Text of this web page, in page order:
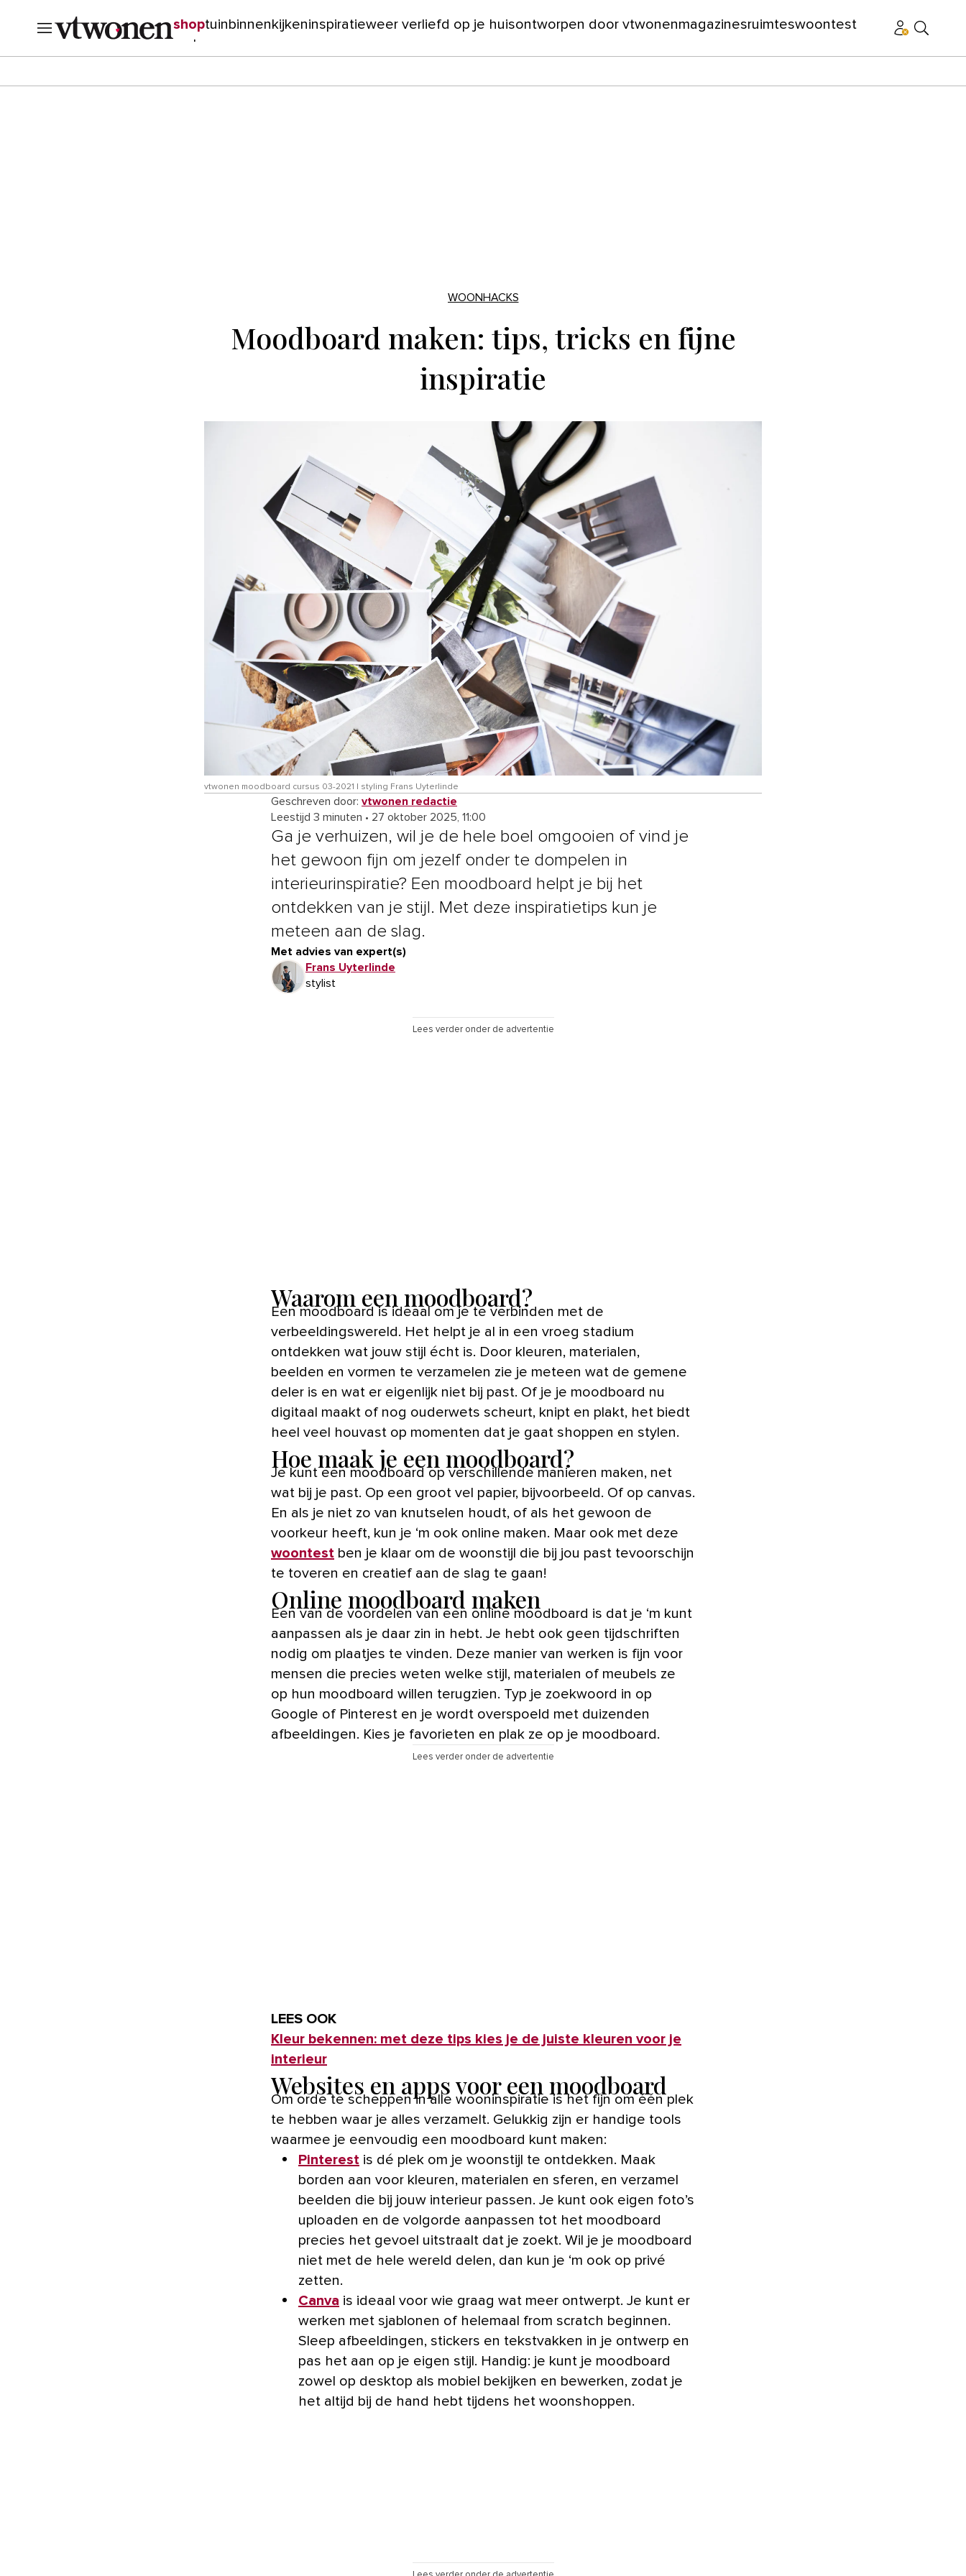
shoptuin binnenkijkeninspiratieweer verliefd op je huisontworpen door vtwonenmagazinesruimteswoontest
verbouwen
WOONHACKS
Moodboard maken: tips, tricks en fijne
inspiratie
vtwonen moodboard cursus 03-2021 | styling Frans Uyterlinde
Geschreven door: vtwonen redactie
Leestijd 3 minuten • 27 oktober 2025, 11:00
Ga je verhuizen, wil je de hele boel omgooien of vind je
het gewoon fijn om jezelf onder te dompelen in
interieurinspiratie? Een moodboard helpt je bij het
ontdekken van je stijl. Met deze inspiratietips kun je
meteen aan de slag.
Met advies van expert(s)
Frans Uyterlinde
stylist
Lees verder onder de advertentie
Waarom een moodboard?
Een moodboard is ideaal om je te verbinden met de
verbeeldingswereld. Het helpt je al in een vroeg stadium
ontdekken wat jouw stijl écht is. Door kleuren, materialen,
beelden en vormen te verzamelen zie je meteen wat de gemene
deler is en wat er eigenlijk niet bij past. Of je je moodboard nu
digitaal maakt of nog ouderwets scheurt, knipt en plakt, het biedt
heel veel houvast op momenten dat je gaat shoppen en stylen.
Hoe maak je een moodboard?
Je kunt een moodboard op verschillende manieren maken, net
wat bij je past. Op een groot vel papier, bijvoorbeeld. Of op canvas.
En als je niet zo van knutselen houdt, of als het gewoon de
voorkeur heeft, kun je ‘m ook online maken. Maar ook met deze
woontest ben je klaar om de woonstijl die bij jou past tevoorschijn
te toveren en creatief aan de slag te gaan!
Online moodboard maken
Een van de voordelen van een online moodboard is dat je ‘m kunt
aanpassen als je daar zin in hebt. Je hebt ook geen tijdschriften
nodig om plaatjes te vinden. Deze manier van werken is fijn voor
mensen die precies weten welke stijl, materialen of meubels ze
op hun moodboard willen terugzien. Typ je zoekwoord in op
Google of Pinterest en je wordt overspoeld met duizenden
afbeeldingen. Kies je favorieten en plak ze op je moodboard.
Lees verder onder de advertentie
LEES OOK
Kleur bekennen: met deze tips kies je de juiste kleuren voor je
interieur
Websites en apps voor een moodboard
Om orde te scheppen in alle wooninspiratie is het fijn om één plek
te hebben waar je alles verzamelt. Gelukkig zijn er handige tools
waarmee je eenvoudig een moodboard kunt maken:
Pinterest is dé plek om je woonstijl te ontdekken. Maak
borden aan voor kleuren, materialen en sferen, en verzamel
beelden die bij jouw interieur passen. Je kunt ook eigen foto’s
uploaden en de volgorde aanpassen tot het moodboard
precies het gevoel uitstraalt dat je zoekt. Wil je je moodboard
niet met de hele wereld delen, dan kun je ‘m ook op privé
zetten.
Canva is ideaal voor wie graag wat meer ontwerpt. Je kunt er
werken met sjablonen of helemaal from scratch beginnen.
Sleep afbeeldingen, stickers en tekstvakken in je ontwerp en
pas het aan op je eigen stijl. Handig: je kunt je moodboard
zowel op desktop als mobiel bekijken en bewerken, zodat je
het altijd bij de hand hebt tijdens het woonshoppen.